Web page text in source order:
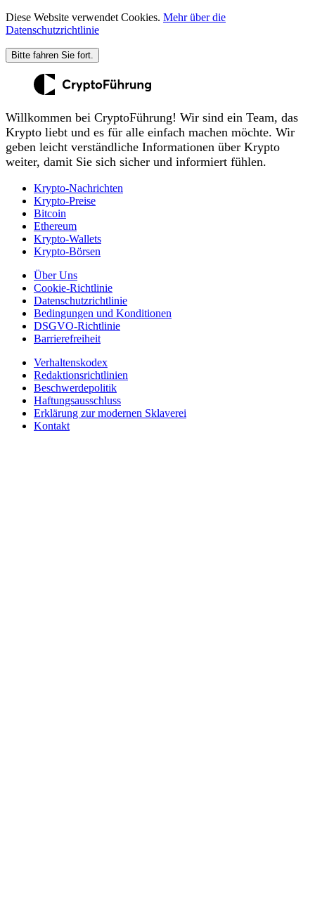
Diese Website verwendet Cookies. Mehr über die
Datenschutzrichtlinie
Bitte fahren Sie fort.
Willkommen bei CryptoFührung! Wir sind ein Team, das
Krypto liebt und es für alle einfach machen möchte. Wir
geben leicht verständliche Informationen über Krypto
weiter, damit Sie sich sicher und informiert fühlen.
Krypto-Nachrichten
Krypto-Preise
Bitcoin
Ethereum
Krypto-Wallets
Krypto-Börsen
Über Uns
Cookie-Richtlinie
Datenschutzrichtlinie
Bedingungen und Konditionen
DSGVO-Richtlinie
Barrierefreiheit
Verhaltenskodex
Redaktionsrichtlinien
Beschwerdepolitik
Haftungsausschluss
Erklärung zur modernen Sklaverei
Kontakt